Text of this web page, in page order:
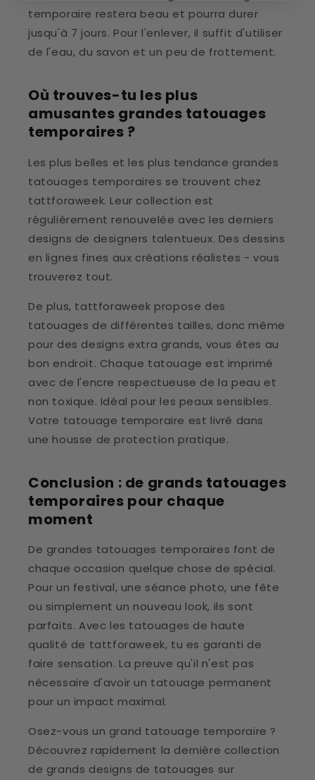
temporaire restera beau et pourra durer
jusqu'à 7 jours. Pour l'enlever, il suffit d'utiliser
de l'eau, du savon et un peu de frottement.
Où trouves-tu les plus
amusantes grandes tatouages
temporaires ?
Les plus belles et les plus tendance grandes
tatouages temporaires se trouvent chez
tattforaweek. Leur collection est
régulièrement renouvelée avec les derniers
designs de designers talentueux. Des dessins
en lignes fines aux créations réalistes - vous
trouverez tout.
De plus, tattforaweek propose des
tatouages de différentes tailles, donc même
pour des designs extra grands, vous êtes au
bon endroit. Chaque tatouage est imprimé
avec de l'encre respectueuse de la peau et
non toxique. Idéal pour les peaux sensibles.
Votre tatouage temporaire est livré dans
une housse de protection pratique.
Conclusion : de grands tatouages
temporaires pour chaque
moment
De grandes tatouages temporaires font de
chaque occasion quelque chose de spécial.
Pour un festival, une séance photo, une fête
ou simplement un nouveau look, ils sont
parfaits. Avec les tatouages de haute
qualité de tattforaweek, tu es garanti de
faire sensation. La preuve qu'il n'est pas
nécessaire d'avoir un tatouage permanent
pour un impact maximal.
Osez-vous un grand tatouage temporaire ?
Découvrez rapidement la dernière collection
de grands designs de tatouages sur